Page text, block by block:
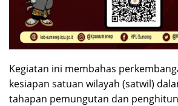
Kegiatan ini membahas
kesiapan satuan wilayah (satwil)
tahapan pemungutan dan